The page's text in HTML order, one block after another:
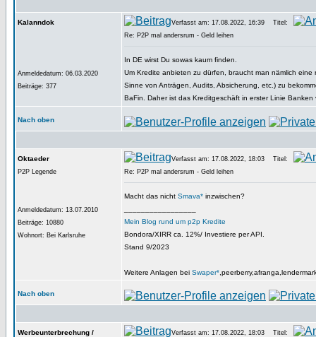
Kalanndok
Anmeldedatum: 06.03.2020
Beiträge: 377
Verfasst am: 17.08.2022, 16:39
Titel:
Re: P2P mal andersrum - Geld leihen
In DE wirst Du sowas kaum finden.
Um Kredite anbieten zu dürfen, braucht man nämlich eine
Sinne von Anträgen, Audits, Absicherung, etc.) zu
BaFin. Daher ist das Kreditgeschäft in erster Linie Banken
Nach oben
Oktaeder
P2P Legende
Anmeldedatum: 13.07.2010
Beiträge: 10880
Wohnort: Bei Karlsruhe
Verfasst am: 17.08.2022, 18:03
Titel:
Re: P2P mal andersrum - Geld leihen
Macht das nicht Smava* inzwischen?
Mein Blog rund um p2p Kredite
Bondora/XIRR ca. 12%/ Investiere per API.
Stand 9/2023
Weitere Anlagen bei Swaper*
Nach oben
Werbeunterbrechung /
Verfasst am: 17.08.2022, 18:03 Titel: